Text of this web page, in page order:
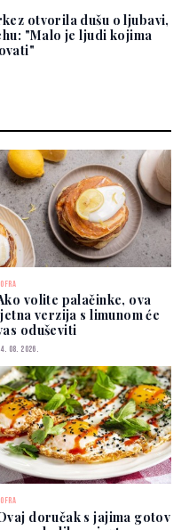
otvorila dušu o ljubavi,
"Malo je ljudi kojima
volite palačinke, ova
verzija s limunom će
oduševiti
08. 2026.
doručak s jajima gotov